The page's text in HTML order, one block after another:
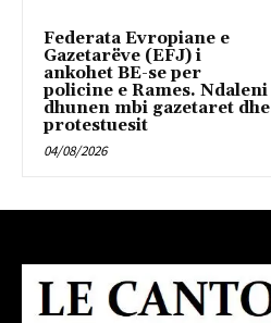
Federata Evropiane e
Gazetarëve (EFJ) i
ankohet BE-se per
policine e Rames. Ndaleni
dhunen mbi gazetaret dhe
protestuesit
04/08/2026